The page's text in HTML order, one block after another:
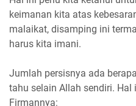
keimanan kita atas
malaikat, disamping ini
harus kita imani.
Jumlah persisnya ada
tahu selain Allah sendiri.
Firmannya: